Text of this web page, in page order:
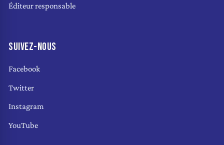
Éditeur responsable
SUIVEZ-NOUS
Facebook
Twitter
Instagram
YouTube